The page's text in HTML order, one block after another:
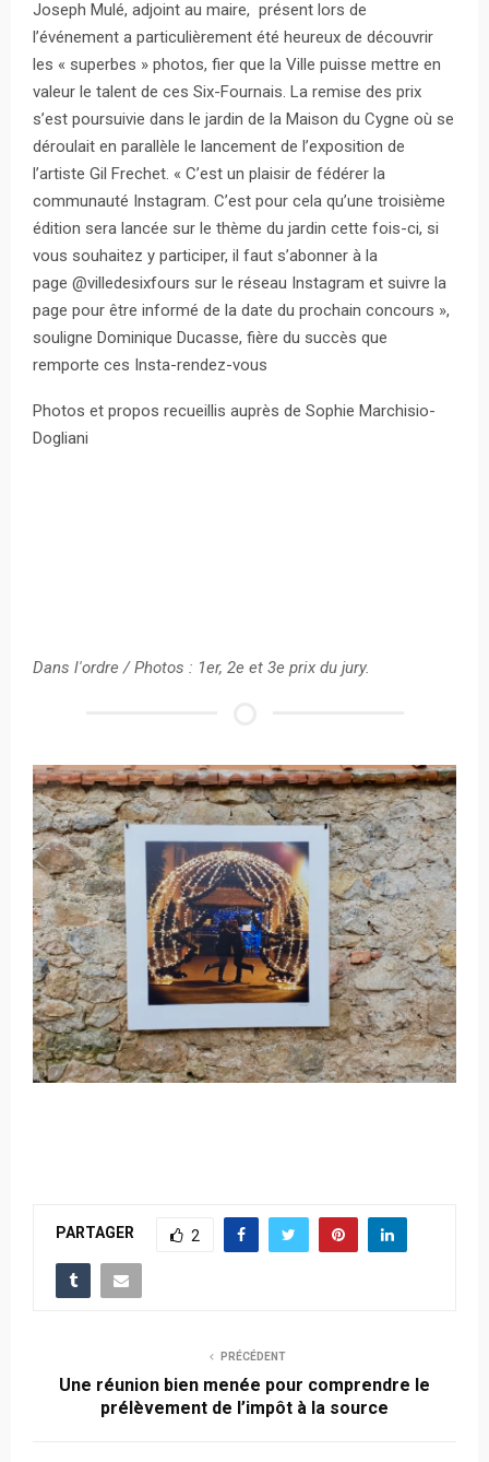
Joseph Mulé, adjoint au maire, présent lors de
l’événement a particulièrement été heureux de découvrir
les « superbes » photos, fier que la Ville puisse mettre en
valeur le talent de ces Six-Fournais. La remise des prix
s’est poursuivie dans le jardin de la Maison du Cygne où se
déroulait en parallèle le lancement de l’exposition de
l’artiste Gil Frechet. « C’est un plaisir de fédérer la
communauté Instagram. C’est pour cela qu’une troisième
édition sera lancée sur le thème du jardin cette fois-ci, si
vous souhaitez y participer, il faut s’abonner à la
page @villedesixfours sur le réseau Instagram et suivre la
page pour être informé de la date du prochain concours »,
souligne Dominique Ducasse, fière du succès que
remporte ces Insta-rendez-vous
Photos et propos recueillis auprès de Sophie Marchisio-
Dogliani
Dans l'ordre / Photos : 1er, 2e et 3e prix du jury.
PARTAGER 2
PRÉCÉDENT
Une réunion bien menée pour comprendre le
prélèvement de l’impôt à la source